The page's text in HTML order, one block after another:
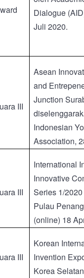
Dialogue
Juli 2020.
III
Asean
and
Junction
Indonesian
Association,
III
International
Innovative
Series 1/
Pulau
(online) 18
III
Korean
Invention
Korea Selatan